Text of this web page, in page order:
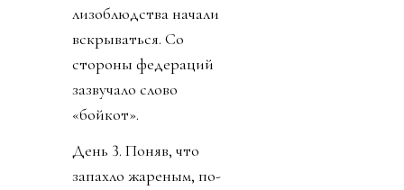
лизоблюдства начали
вскрываться. Со
стороны федераций
зазвучало слово
«бойкот».
День 3. Поняв, что
запахло жареным, по-